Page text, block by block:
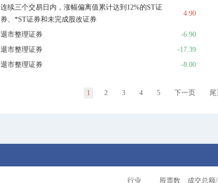
连续三个交易日内，涨幅偏离值累计达到12%的ST证
券、*ST证券和未完成股改证券
4.90
退市整理证券 -6.90
退市整理证券 -17.39
退市整理证券 -8.00
1 2 3 4 5 下一页 尾
行业 股票数 成交总额